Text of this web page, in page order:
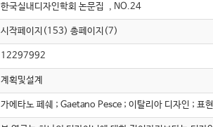
한국실내디자인학회 논문집 , NO.24
시작페이지(153) 총페이지(7)
12297992
계획및설계
가에타노 페쉐 ; Gaetano Pesce ; 이탈리아 디자인 ; 표